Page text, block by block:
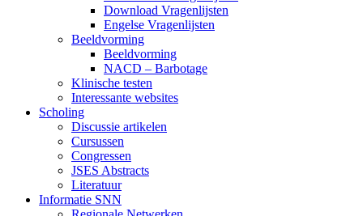
Download Vragenlijsten
Engelse Vragenlijsten
Beeldvorming
Beeldvorming
NACD – Barbotage
Klinische testen
Interessante websites
Scholing
Discussie artikelen
Cursussen
Congressen
JSES Abstracts
Literatuur
Informatie SNN